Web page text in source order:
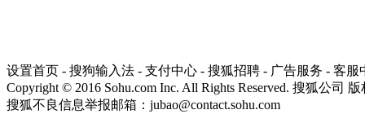
设置首页 - 搜狗输入法 - 支付中心 - 搜狐招聘 - 广告服务 - 客服
Copyright © 2016 Sohu.com Inc. All Rights Reserved. 搜狐公司 版
搜狐不良信息举报邮箱： jubao@contact.sohu.com